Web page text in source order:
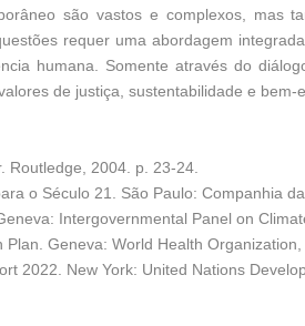
são vastos e complexos, mas
requer uma abordagem
humana. Somente através do
de justiça, sustentabilidade e bem-
Routledge, 2004. p. 23-24.
o Século 21. São Paulo: Companhia
Intergovernmental Panel on
Geneva: World Health Organization,
2022. New York: United Nations